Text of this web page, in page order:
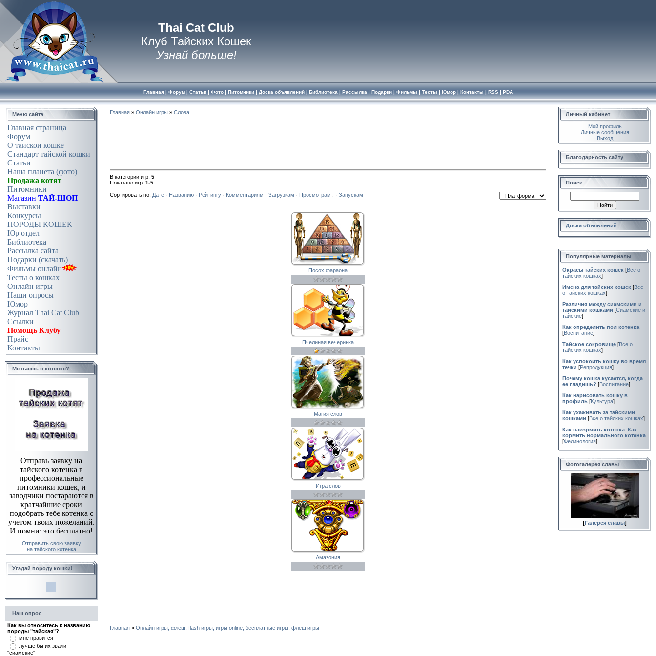
Thai Cat Club
Клуб Тайских Кошек
Узнай больше!
Главная| Форум| Статьи| Фото| Питомники| Доска объявлений| Библиотека | Рассылка | Подарки| Фильмы | Тесты | Юмор| Контакты | RSS| PDA
Меню сайта
Главная страница
Форум
О тайской кошке
Стандарт тайской кошки
Статьи
Наша планета (фото)
Продажа котят
Питомники
Магазин ТАЙ-ШОП
Выставки
Конкурсы
ПОРОДЫ КОШЕК
Юр отдел
Библиотека
Рассылка сайта
Подарки (скачать)
Фильмы онлайн
Тесты о кошках
Онлайн игры
Наши опросы
Юмор
Журнал Thai Cat Club
Ссылки
Помощь Клубу
Прайс
Контакты
Мечтаешь о котенке?
Отправь заявку на
тайского котенка в
профессиональные
питомники кошек, и
заводчики постараются в
кратчайшие сроки
подобрать тебе котенка с
учетом твоих пожеланий.
И помни: это бесплатно!
Отправить свою заявку
на тайского котенка
Угадай породу кошки!
Наш опрос
Как вы относитесь к названию
породы "тайская"?
мне нравится
лучше бы их звали
"сиамские"
Главная » Онлайн игры » Слова
В категории игр: 5
Показано игр: 1-5
Сортировать по: Дате · Названию · Рейтингу · Комментариям · Загрузкам · Просмотрам · Запускам
Посох фараона
Пчелиная вечеринка
Магия слов
Игра слов
Амазония
Главная » Онлайн игры, флеш, flash игры, игры online, бесплатные игры, флеш игры
Личный кабинет
Мой профиль
Личные сообщения
Выход
Благодарность сайту
Поиск
Доска объявлений
Популярные материалы
Окрасы тайских кошек [Все о
тайских кошках]
Имена для тайских кошек [Все
о тайских кошках]
Различия между сиамскими и
тайскими кошками [Сиамские и
тайские]
Как определить пол котенка
[Воспитание]
Тайское сокровище [Все о
тайских кошках]
Как успокоить кошку во время
течки [Репродукция]
Почему кошка кусается, когда
ее гладишь? [Воспитание]
Как нарисовать кошку в
профиль [Культура]
Как ухаживать за тайскими
кошками [Все о тайских кошках]
Как накормить котенка. Как
кормить нормального котенка
[Фелинология]
Фотогалерея славы
[Галерея славы]